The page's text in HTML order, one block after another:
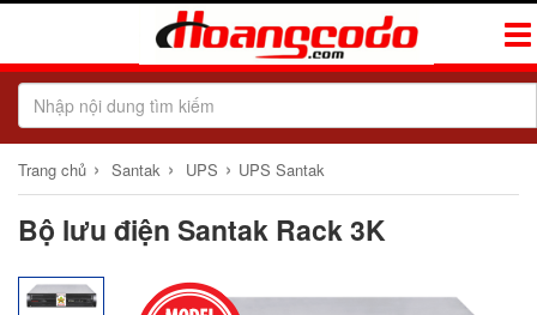
Trang chủ › Santak › UPS › UPS Santak
Bộ lưu điện Santak Rack 3K